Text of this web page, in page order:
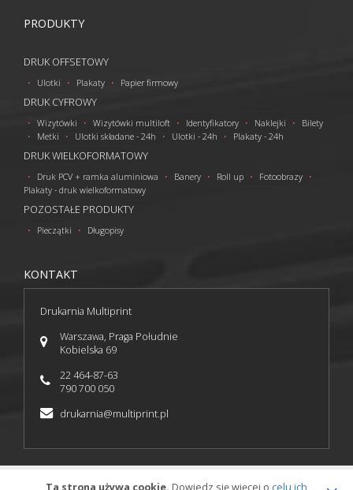
PRODUKTY
DRUK OFFSETOWY
Ulotki Plakaty Papier firmowy
DRUK CYFROWY
Wizytówki Wizytówki multiloft Identyfikatory Naklejki
Bilety
Metki
Ulotki składane - 24h Ulotki - 24h Plakaty - 24h
DRUK WIELKOFORMATOWY
Druk PCV + ramka aluminiowa Banery Roll up
Fotoobrazy
Plakaty - druk wielkoformatowy
POZOSTAŁE PRODUKTY
Pieczątki Długopisy
KONTAKT
Drukarnia Multiprint
Warszawa, Praga Południe
Kobielska 69
22 464-87-63
790 700 050
drukarnia@multiprint.pl
© 2016 Multiprint
Ta strona używa cookie. Dowiedz się więcej o celu ich